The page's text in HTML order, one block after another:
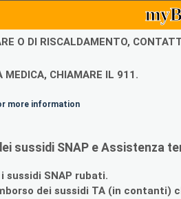
O DI RISCALDAMENTO,
MEDICA, CHIAMARE IL 911.
more information
sussidi SNAP e Assistenza
SNAP rubati.
dei sussidi TA (in contanti)